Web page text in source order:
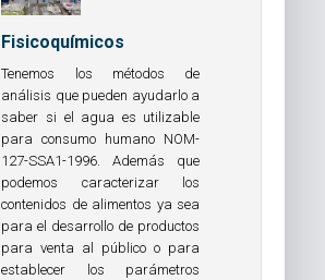
Fisicoquímicos
Tenemos los métodos de
análisis que pueden ayudarlo a
saber si el agua es utilizable
para consumo humano NOM-
127-SSA1-1996. Además que
podemos caracterizar los
contenidos de alimentos ya sea
para el desarrollo de productos
para venta al público o para
establecer los parámetros